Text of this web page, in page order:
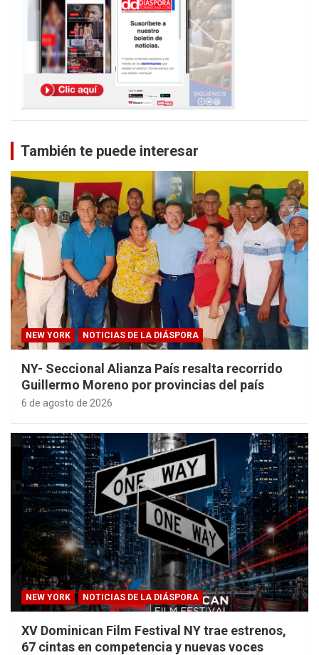
También te puede interesar
NEW YORK NOTICIAS DE LA DIÁSPORA
NY- Seccional Alianza País resalta recorrido
Guillermo Moreno por provincias del país
6 de agosto de 2026
NEW YORK NOTICIAS DE LA DIÁSPORA
XV Dominican Film Festival NY trae estrenos,
67 cintas en competencia y nuevas voces